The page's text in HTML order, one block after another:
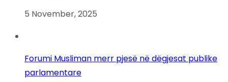
5 November, 2025
Forumi Musliman merr pjesë në dëgjesat publike
parlamentare